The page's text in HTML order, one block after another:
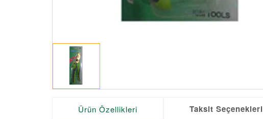
Ürün Özellikleri Taksit Seçenekleri